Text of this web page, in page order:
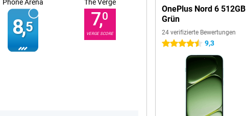
Phone Arena
8,5
The Verge
7,0
VERGE SCORE
OnePlus Nord 6 512GB
Grün
24 verifizierte Bewertungen
4.5 Sterne 9,3